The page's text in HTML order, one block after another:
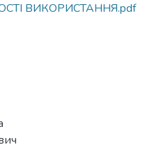
ВИКОРИСТАННЯ.pdf